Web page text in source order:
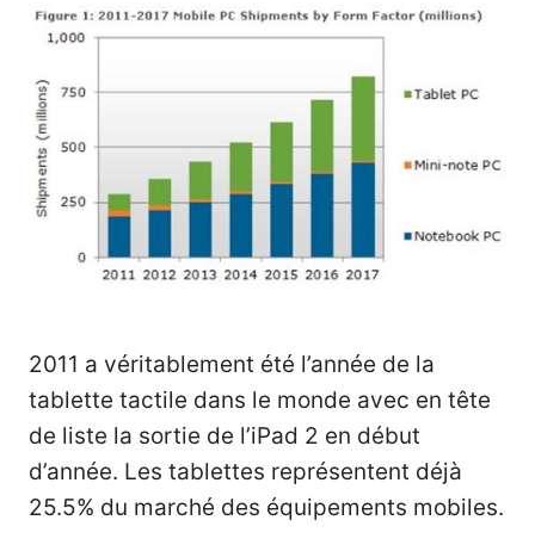
2011 a véritablement été l’année de la
tablette tactile dans le monde avec en tête
de liste la sortie de l’iPad 2 en début
d’année. Les tablettes représentent déjà
25.5% du marché des équipements mobiles.